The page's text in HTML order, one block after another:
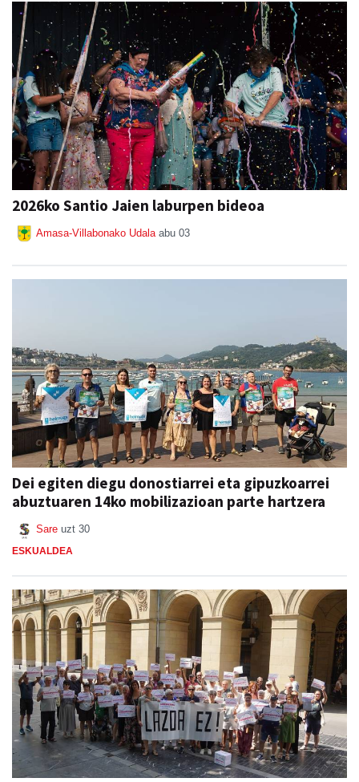
2026ko Santio Jaien laburpen bideoa
Amasa-Villabonako Udala abu 03
Dei egiten diegu donostiarrei eta gipuzkoarrei
abuztuaren 14ko mobilizazioan parte hartzera
Sare uzt 30
ESKUALDEA